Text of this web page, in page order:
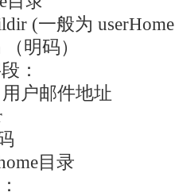
(一般为
明码）
：
户邮件地址
目录